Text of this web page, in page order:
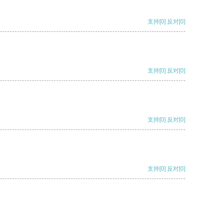
支持[0] 反对[0]
支持[0] 反对[0]
支持[0] 反对[0]
支持[0] 反对[0]